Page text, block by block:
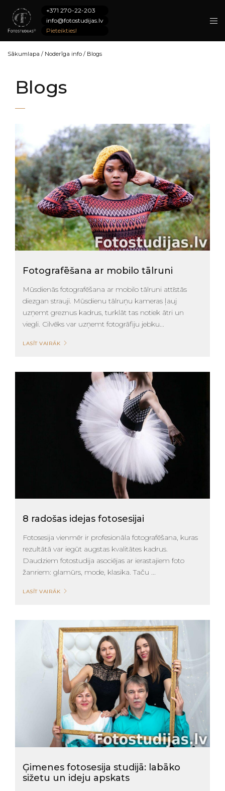
+371 270-22-203
info@fotostudijas.lv
Pieteikties!
Sākumlapa / Noderīga info / Blogs
Blogs
Fotografēšana ar mobilo tālruni
Mūsdienās fotografēšana ar mobilo tālruni attīstās
diezgan strauji. Mūsdienu tālruņu kameras ļauj
uzņemt greznus kadrus, turklāt tas notiek ātri un
viegli. Cilvēks var uzņemt fotogrāfiju jebku...
LASĪT VAIRĀK
8 radošas idejas fotosesijai
Fotosesija vienmēr ir profesionāla fotografēšana, kuras
rezultātā var iegūt augstas kvalitātes kadrus.
Daudziem fotostudija asociējas ar ierastajiem foto
žanriem: glamūrs, mode, klasika. Taču ...
LASĪT VAIRĀK
Ģimenes fotosesija studijā: labāko
sižetu un ideju apskats